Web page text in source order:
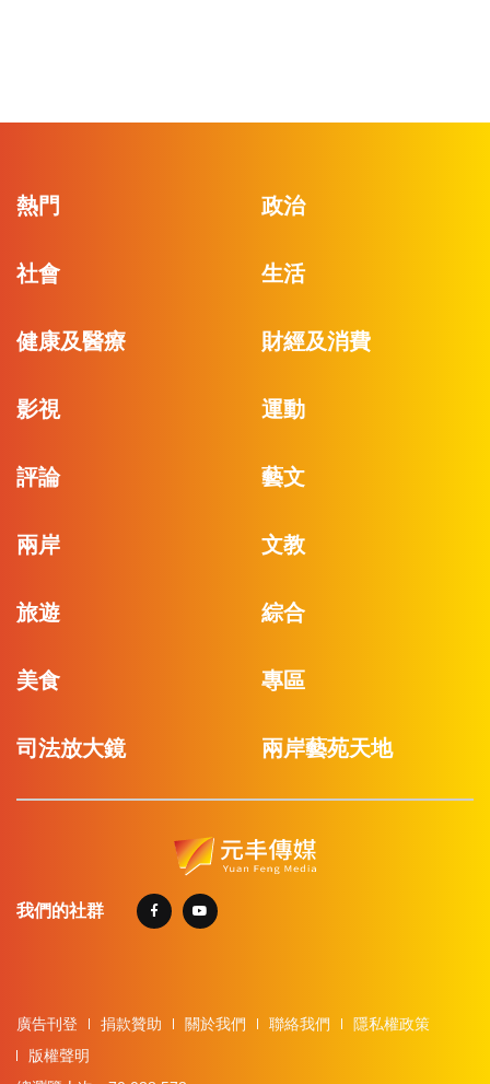
熱門 政治
社會 生活
健康及醫療 財經及消費
影視 運動
評論 藝文
兩岸 文教
旅遊 綜合
美食 專區
司法放大鏡 兩岸藝苑天地
我們的社群
廣告刊登 捐款贊助 關於我們 聯絡我們
隱私權政策
版權聲明